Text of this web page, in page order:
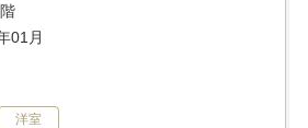
01月
洋室